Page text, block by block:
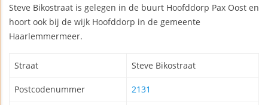
Steve Bikostraat is gelegen in de buurt Hoofddorp Pax Oost en
hoort ook bij de wijk Hoofddorp in de gemeente
Haarlemmermeer.
Straat Steve Bikostraat
Postcodenummer 2131